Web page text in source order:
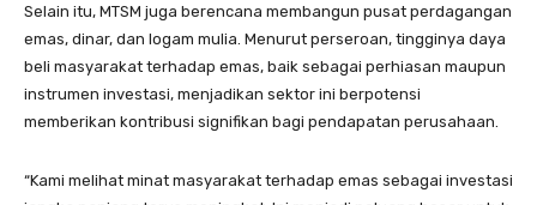
Selain itu, MTSM juga berencana membangun pusat perdagangan
emas, dinar, dan logam mulia. Menurut perseroan, tingginya daya
beli masyarakat terhadap emas, baik sebagai perhiasan maupun
instrumen investasi, menjadikan sektor ini berpotensi
memberikan kontribusi signifikan bagi pendapatan perusahaan.
“Kami melihat minat masyarakat terhadap emas sebagai investasi